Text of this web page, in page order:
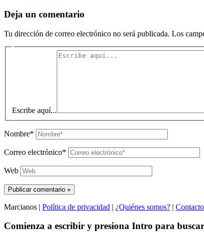
Deja un comentario
Tu dirección de correo electrónico no será publicada. Los
Escribe aquí...
Nombre*
Correo electrónico*
Web
Marcianos | Política de privacidad | ¿Quiénes somos? | Contacto
Comienza a escribir y presiona Intro para buscar